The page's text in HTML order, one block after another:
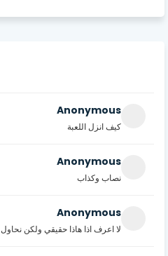
Anonymous
كيف انزل اللعبة
Anonymous
نصاب وكذاب
Anonymous
لا اعرف اذا هاذا حقيقي ولكن نحاول